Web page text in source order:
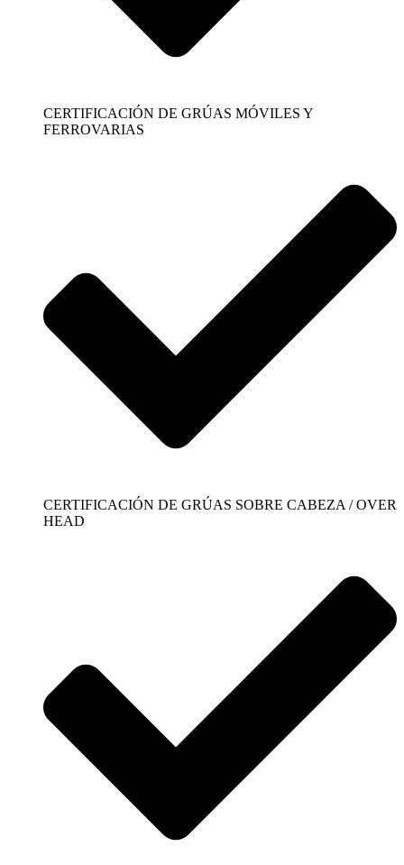
CERTIFICACIÓN DE GRÚAS MÓVILES Y
FERROVARIAS
CERTIFICACIÓN DE GRÚAS SOBRE CABEZA / OVER
HEAD